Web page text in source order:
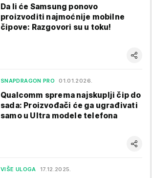
Da li će Samsung ponovo
proizvoditi najmoćnije mobilne
čipove: Razgovori su u toku!
SNAPDRAGON PRO 01.01.2026.
Qualcomm sprema najskuplji čip do
sada: Proizvođači će ga ugrađivati
samo u Ultra modele telefona
VIŠE ULOGA 17.12.2025.